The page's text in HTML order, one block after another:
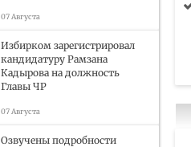
07 Августа
Избирком зарегистрировал
кандидатуру Рамзана
Кадырова на должность
Главы ЧР
07 Августа
Озвучены подробности